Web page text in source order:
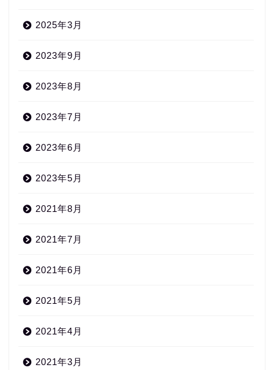
2025年3月
2023年9月
2023年8月
2023年7月
2023年6月
2023年5月
2021年8月
2021年7月
2021年6月
2021年5月
2021年4月
2021年3月